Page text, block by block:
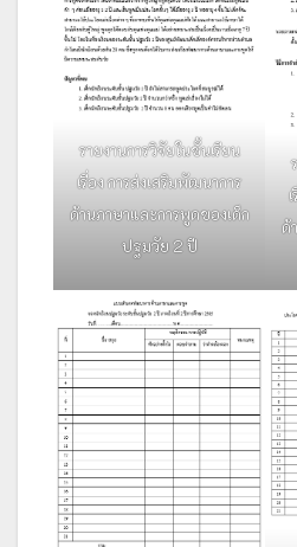
รายงานการวิจัยในชั้นเรียน
เรื่อง การส่งเสริมพัฒนาการ
ด้านภาษาและการพูดของเด็ก
ปฐมวัย 2 ปี
ด้